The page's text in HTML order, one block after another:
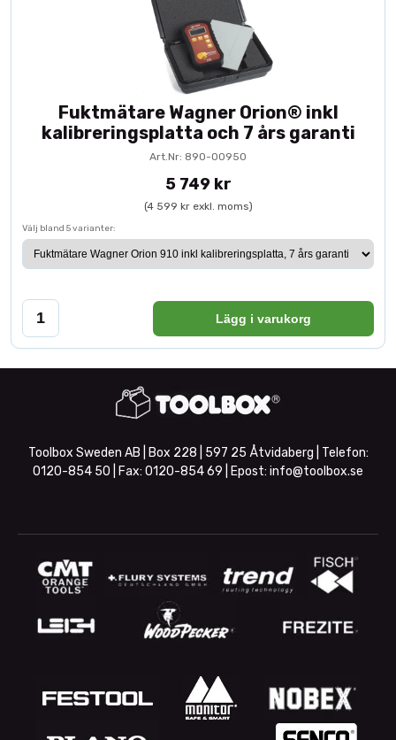
Fuktmätare Wagner Orion® inkl
kalibreringsplatta och 7 års garanti
Art.Nr: 890-00950
5 749 kr
(4 599 kr exkl. moms)
Välj bland 5 varianter:
Lägg i varukorg
Toolbox Sweden AB | Box 228 | 597 25 Åtvidaberg | Telefon:
0120-854 50 | Fax: 0120-854 69 | Epost: info@toolbox.se